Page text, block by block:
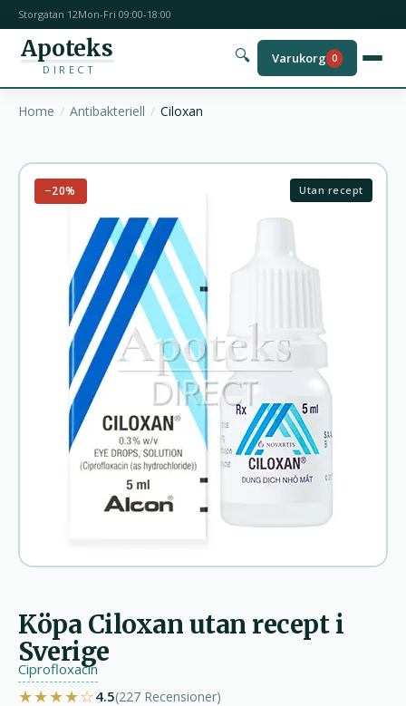
Storgatan 12Mon-Fri 09:00-18:00
Apoteks
DIRECT
🔍 Varukorg 0
Home Antibakteriell Ciloxan
−20% Utan recept
Köpa Ciloxan utan recept i
Sverige
Ciprofloxacin
★★★★☆4.5(227 Recensioner)